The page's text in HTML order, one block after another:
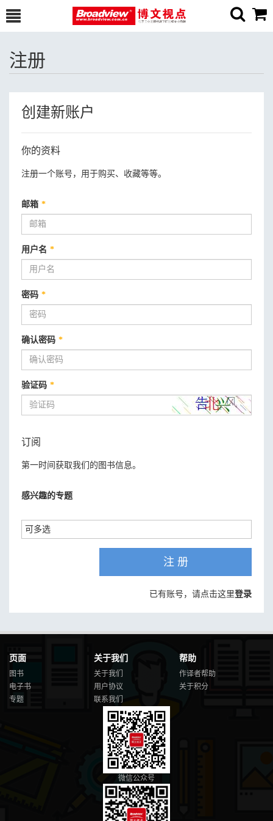
注册
创建新账户
你的资料
注册一个账号，用于购买、收藏等等。
邮箱 *
用户名 *
密码 *
确认密码 *
验证码 *
订阅
第一时间获取我们的图书信息。
感兴趣的专题
注 册
已有账号，请点击这里登录
页面
图书
电子书
专题
关于我们
关于我们
用户协议
联系我们
帮助
作译者帮助
关于积分
微信公众号